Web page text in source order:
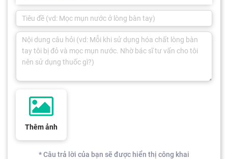
Thêm ảnh
* Câu trả lời của bạn sẽ được hiển thị công khai